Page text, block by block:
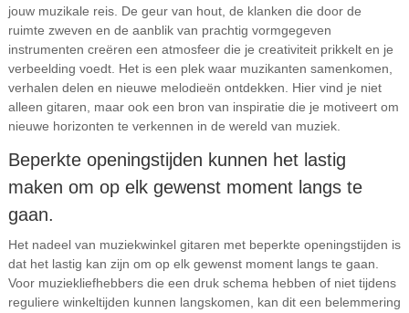
jouw muzikale reis. De geur van hout, de klanken die door de
ruimte zweven en de aanblik van prachtig vormgegeven
instrumenten creëren een atmosfeer die je creativiteit prikkelt en je
verbeelding voedt. Het is een plek waar muzikanten samenkomen,
verhalen delen en nieuwe melodieën ontdekken. Hier vind je niet
alleen gitaren, maar ook een bron van inspiratie die je motiveert om
nieuwe horizonten te verkennen in de wereld van muziek.
Beperkte openingstijden kunnen het lastig
maken om op elk gewenst moment langs te
gaan.
Het nadeel van muziekwinkel gitaren met beperkte openingstijden is
dat het lastig kan zijn om op elk gewenst moment langs te gaan.
Voor muziekliefhebbers die een druk schema hebben of niet tijdens
reguliere winkeltijden kunnen langskomen, kan dit een belemmering